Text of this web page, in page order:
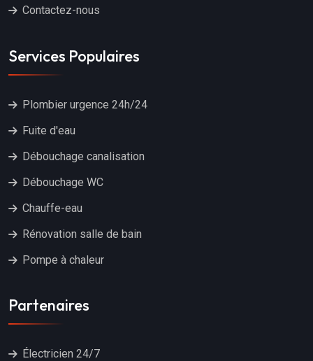
Contactez-nous
Services Populaires
Plombier urgence 24h/24
Fuite d'eau
Débouchage canalisation
Débouchage WC
Chauffe-eau
Rénovation salle de bain
Pompe à chaleur
Partenaires
Électricien 24/7